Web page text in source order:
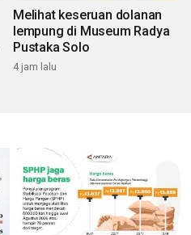
Melihat keseruan dolanan
lempung di Museum Radya
Pustaka Solo
4 jam lalu